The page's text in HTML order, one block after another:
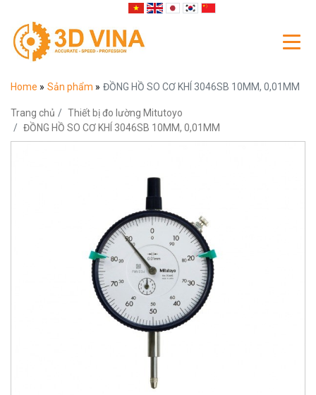
Home » Sản phẩm » ĐỒNG HỒ SO CƠ KHÍ 3046SB 10MM, 0,01MM
Trang chủ
Thiết bị đo lường Mitutoyo
ĐỒNG HỒ SO CƠ KHÍ 3046SB 10MM, 0,01MM